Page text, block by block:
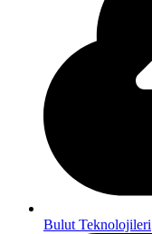
Bulut Teknolojileri